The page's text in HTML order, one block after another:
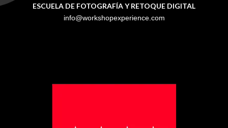
ESCUELA DE FOTOGRAFÍA Y RETOQUE DIGITAL
info@workshopexperience.com